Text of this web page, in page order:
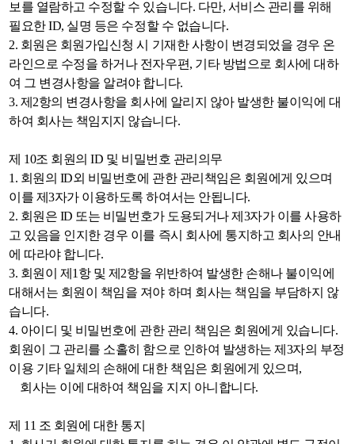
보를 열람하고 수정할 수 있습니다. 다만, 서비스 관리를 위해
필요한 ID, 실명 등은 수정할 수 없습니다.
2. 회원은 회원가입신청 시 기재한 사항이 변경되었을 경우 온
라인으로 수정을 하거나 전자우편, 기타 방법으로 회사에 대하
여 그 변경사항을 알려야 합니다.
3. 제2항의 변경사항을 회사에 알리지 않아 발생한 불이익에 대
하여 회사는 책임지지 않습니다.
제 10조 회원의 ID 및 비밀번호 관리의무
1. 회원의 ID외 비밀번호에 관한 관리책임은 회원에게 있으며
이를 제3자가 이용하도록 하여서는 안됩니다.
2. 회원은 ID 또는 비밀번호가 도용되거나 제3자가 이를 사용하
고 있음을 인지한 경우 이를 즉시 회사에 통지하고 회사의 안내
에 따라야 합니다.
3. 회원이 제1항 및 제2항을 위반하여 발생한 손해나 불이익에
대해서는 회원이 책임을 져야 하며 회사는 책임을 부담하지 않
습니다.
4. 아이디 및 비밀번호에 관한 관리 책임은 회원에게 있습니다.
회원이 그 관리를 소홀히 함으로 인하여 발생하는 제3자의 부정
이용 기타 일체의 손해에 대한 책임은 회원에게 있으며,
회사는 이에 대하여 책임을 지지 아니합니다.
제 11 조 회원에 대한 통지